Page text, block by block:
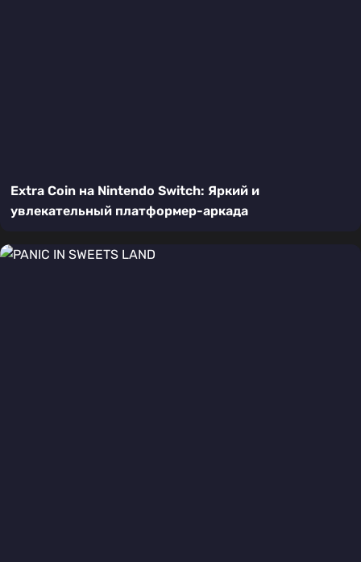
Extra Coin на Nintendo Switch: Яркий и
увлекательный платформер-аркада